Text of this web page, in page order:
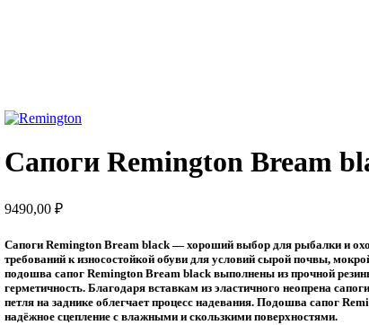
Сапоги Remington Bream
9490,00 ₽
Сапоги Remington Bream black — хороший выбор для рыбалки и
требований к износостойкой обуви для условий сырой почвы,
подошва сапог Remington Bream black выполнены из прочной
герметичность. Благодаря вставкам из эластичного неопрена
петля на заднике облегчает процесс надевания. Подошва сапог
надёжное сцепление с влажными и скользкими поверхностями.